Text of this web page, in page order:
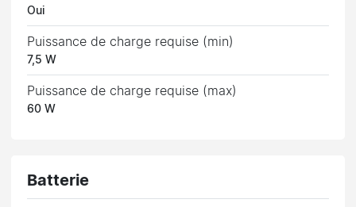
Oui
Puissance de charge requise (min)
7,5 W
Puissance de charge requise (max)
60 W
Batterie